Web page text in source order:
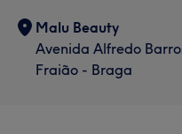
Malu Beauty
Avenida Alfredo
Fraião - Braga